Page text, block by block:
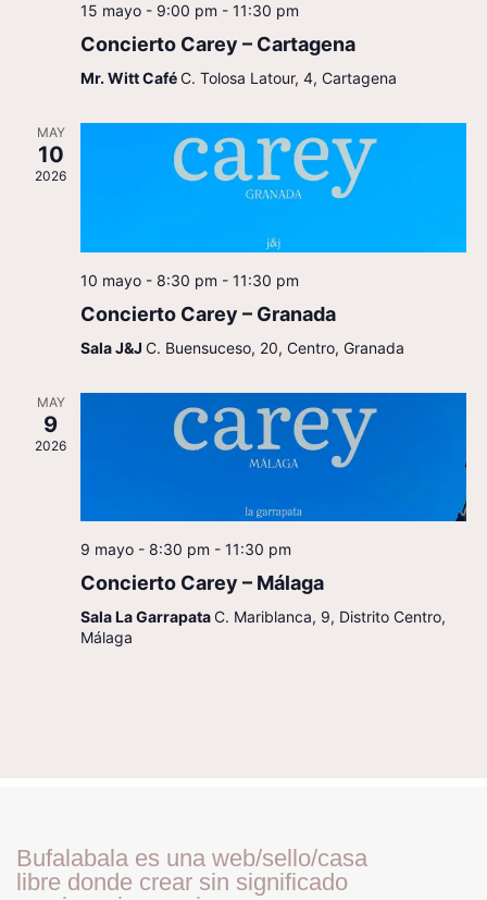
15 mayo - 9:00 pm - 11:30 pm
Concierto Carey – Cartagena
Mr. Witt CaféC. Tolosa Latour, 4, Cartagena
MAY
10
2026
10 mayo - 8:30 pm - 11:30 pm
Concierto Carey – Granada
Sala J&J C. Buensuceso, 20, Centro, Granada
MAY
9
2026
9 mayo - 8:30 pm - 11:30 pm
Concierto Carey – Málaga
Sala La GarrapataC. Mariblanca, 9, Distrito Centro,
Málaga
Bufalabala es una web/sello/casa
libre donde crear sin significado